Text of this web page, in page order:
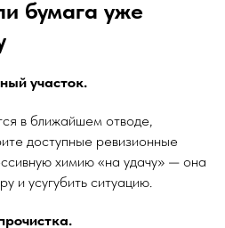
бумага уже
участок.
в ближайшем отводе,
доступные ревизионные
химию «на удачу» — она
и усугубить ситуацию.